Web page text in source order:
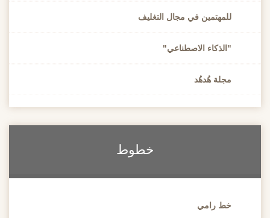
للمهتمين في مجال التغليف
"الذكاء الاصطناعي"
مجلة هُدهُد
خطوط
خط رامي